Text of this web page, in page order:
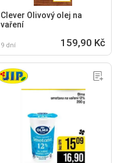
Clever Olivový olej na
vaření
9 dní 159,90 Kč